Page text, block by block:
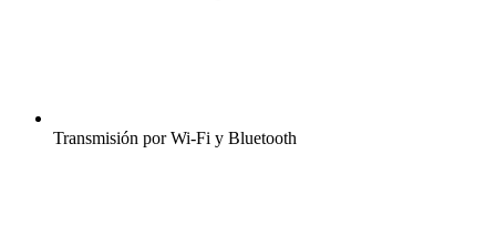
Transmisión por Wi-Fi y Bluetooth